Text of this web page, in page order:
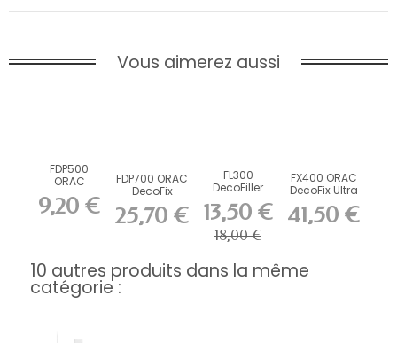
Vous aimerez aussi
FDP500
ORAC
DecoFix Pro
310 ml
9,20 €
FDP700 ORAC
DecoFix
Power 290 ml
25,70 €
FL300
DecoFiller
13,50 €
18,00 €
FX400 ORAC
DecoFix Ultra
270 ml
41,50 €
10 autres produits dans la même
catégorie :